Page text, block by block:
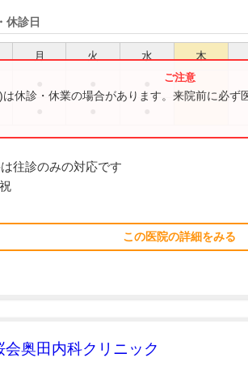
休診日
月 火 水 木
休診・休業の場合があります。来院前に必ず
往診のみの対応です
この医院の詳細をみる
会奥田内科クリニック